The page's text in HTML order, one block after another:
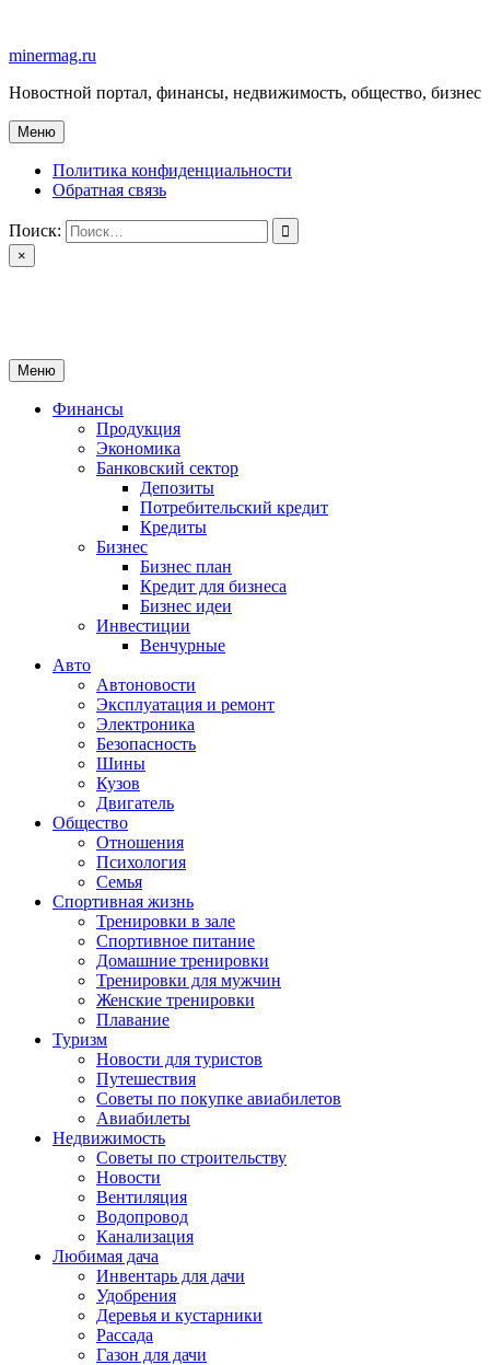
содержимому
minermag.ru
Новостной портал, финансы, недвижимость, общество, бизнес
Меню
Политика конфиденциальности
Обратная связь
Поиск:
×
Меню
Финансы
Продукция
Экономика
Банковский сектор
Депозиты
Потребительский кредит
Кредиты
Бизнес
Бизнес план
Кредит для бизнеса
Бизнес идеи
Инвестиции
Венчурные
Авто
Автоновости
Эксплуатация и ремонт
Электроника
Безопасность
Шины
Кузов
Двигатель
Общество
Отношения
Психология
Семья
Спортивная жизнь
Тренировки в зале
Спортивное питание
Домашние тренировки
Тренировки для мужчин
Женские тренировки
Плавание
Туризм
Новости для туристов
Путешествия
Советы по покупке авиабилетов
Авиабилеты
Недвижимость
Советы по строительству
Новости
Вентиляция
Водопровод
Канализация
Любимая дача
Инвентарь для дачи
Удобрения
Деревья и кустарники
Рассада
Газон для дачи